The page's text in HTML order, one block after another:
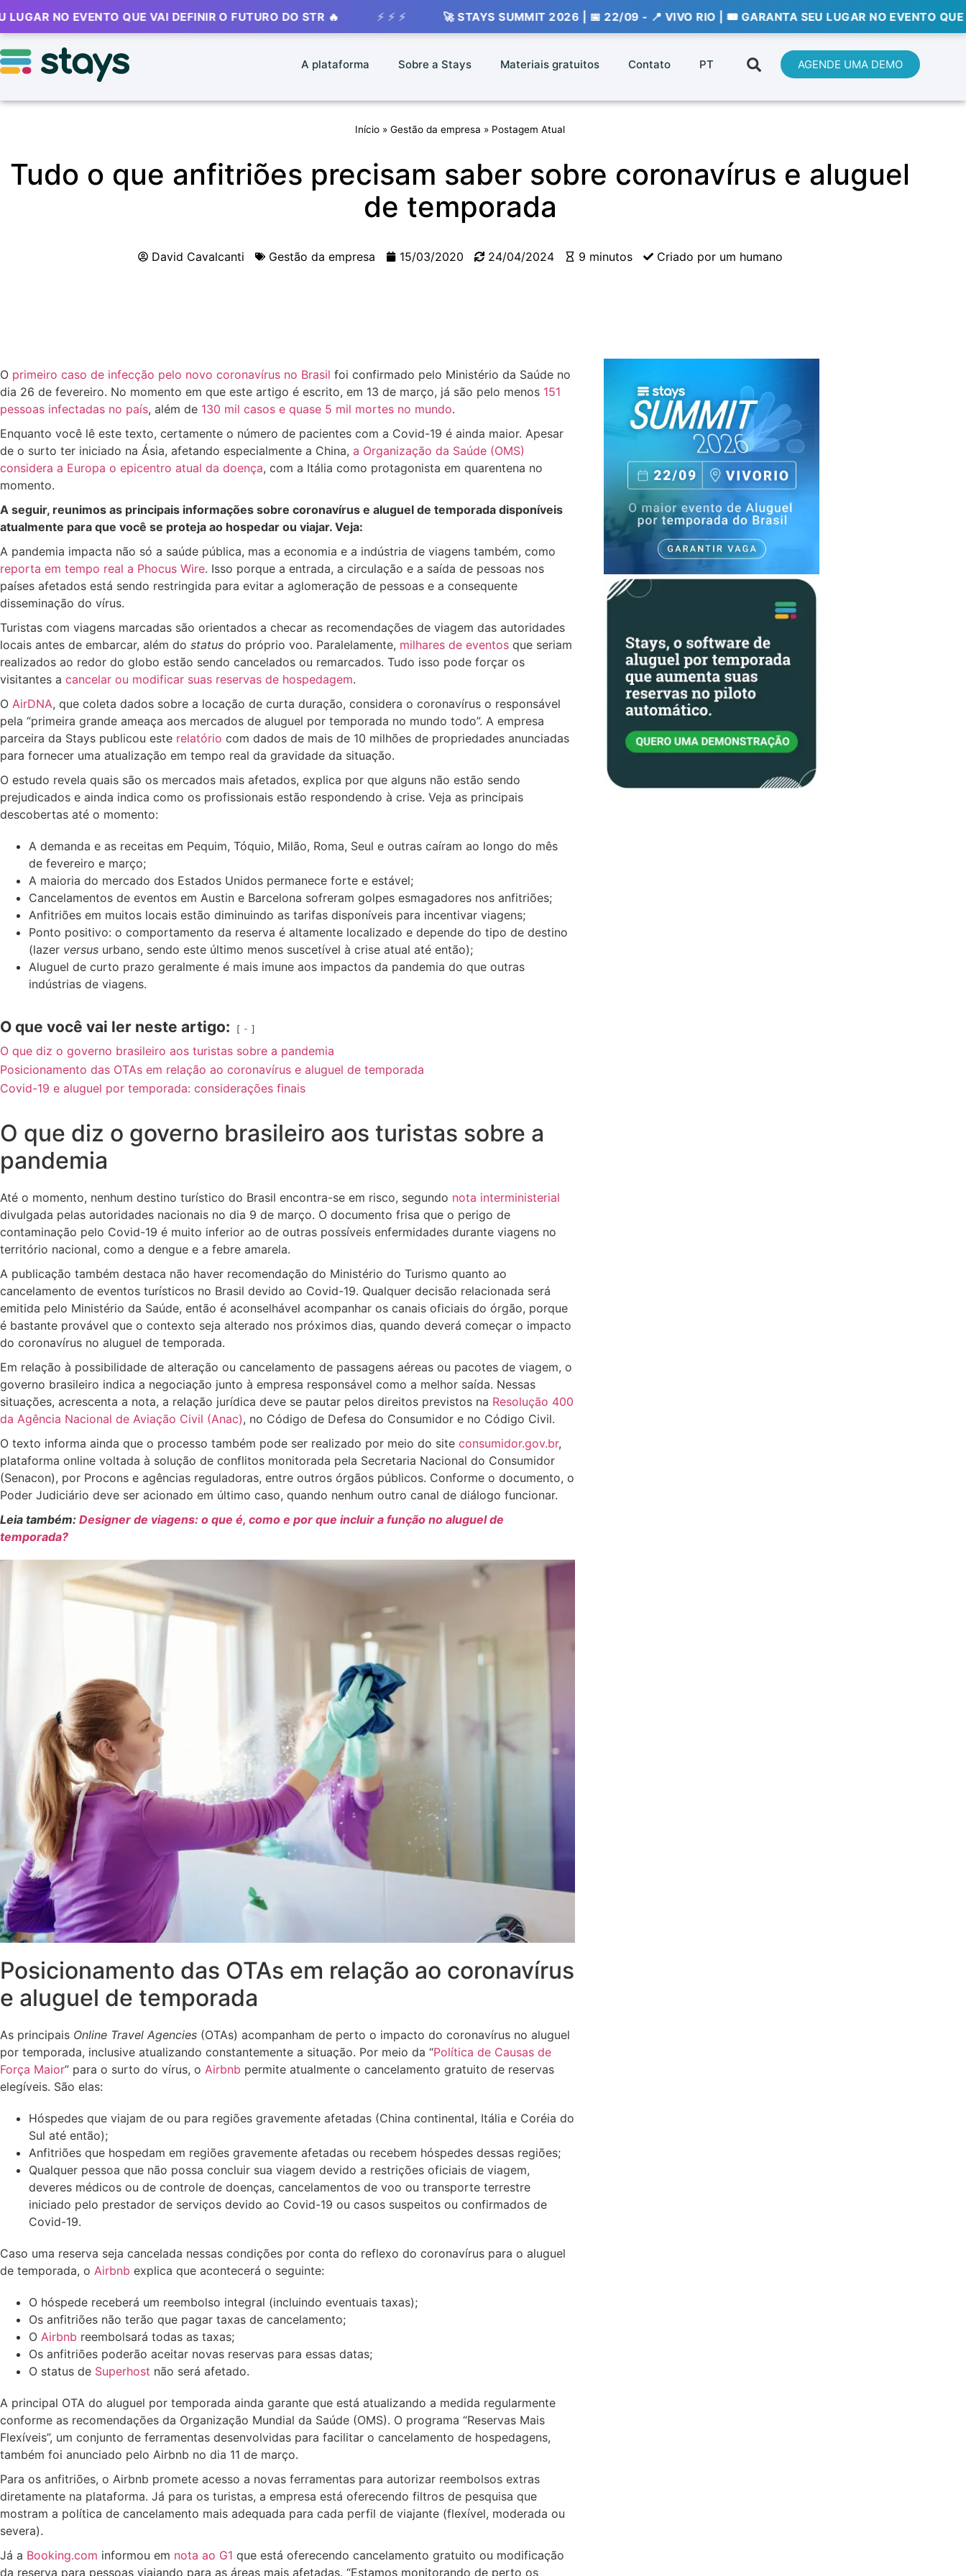
QUE VAI DEFINIR O FUTURO DO STR 🔥 ⚡ ⚡ ⚡ 🚀 STAYS SUMMIT 2026 | 📅 22/09 - 📍 VIVO RIO | 🎟️ GARANTA SEU LUGAR NO EVENTO QUE VAI
A plataforma Sobre a Stays Materiais gratuitos Contato PT AGENDE UMA DEMO
Início » Gestão da empresa » Postagem Atual
Tudo o que anfitriões precisam saber sobre coronavírus e aluguel
de temporada
David Cavalcanti Gestão da empresa 15/03/2020 24/04/2024 9 minutos Criado por um humano
O primeiro caso de infecção pelo novo coronavírus no Brasil foi confirmado pelo Ministério da Saúde no
dia 26 de fevereiro. No momento em que este artigo é escrito, em 13 de março, já são pelo menos 151
pessoas infectadas no país, além de 130 mil casos e quase 5 mil mortes no mundo.
Enquanto você lê este texto, certamente o número de pacientes com a Covid-19 é ainda maior. Apesar
de o surto ter iniciado na Ásia, afetando especialmente a China, a Organização da Saúde (OMS)
considera a Europa o epicentro atual da doença, com a Itália como protagonista em quarentena no
momento.
A seguir, reunimos as principais informações sobre coronavírus e aluguel de temporada disponíveis
atualmente para que você se proteja ao hospedar ou viajar. Veja:
A pandemia impacta não só a saúde pública, mas a economia e a indústria de viagens também, como
reporta em tempo real a Phocus Wire. Isso porque a entrada, a circulação e a saída de pessoas nos
países afetados está sendo restringida para evitar a aglomeração de pessoas e a consequente
disseminação do vírus.
Turistas com viagens marcadas são orientados a checar as recomendações de viagem das autoridades
locais antes de embarcar, além do status do próprio voo. Paralelamente, milhares de eventos que seriam
realizados ao redor do globo estão sendo cancelados ou remarcados. Tudo isso pode forçar os
visitantes a cancelar ou modificar suas reservas de hospedagem.
O AirDNA, que coleta dados sobre a locação de curta duração, considera o coronavírus o responsável
pela “primeira grande ameaça aos mercados de aluguel por temporada no mundo todo”. A empresa
parceira da Stays publicou este relatório com dados de mais de 10 milhões de propriedades anunciadas
para fornecer uma atualização em tempo real da gravidade da situação.
O estudo revela quais são os mercados mais afetados, explica por que alguns não estão sendo
prejudicados e ainda indica como os profissionais estão respondendo à crise. Veja as principais
descobertas até o momento:
A demanda e as receitas em Pequim, Tóquio, Milão, Roma, Seul e outras caíram ao longo do mês
de fevereiro e março;
A maioria do mercado dos Estados Unidos permanece forte e estável;
Cancelamentos de eventos em Austin e Barcelona sofreram golpes esmagadores nos anfitriões;
Anfitriões em muitos locais estão diminuindo as tarifas disponíveis para incentivar viagens;
Ponto positivo: o comportamento da reserva é altamente localizado e depende do tipo de destino
(lazer versus urbano, sendo este último menos suscetível à crise atual até então);
Aluguel de curto prazo geralmente é mais imune aos impactos da pandemia do que outras
indústrias de viagens.
O que você vai ler neste artigo: -
O que diz o governo brasileiro aos turistas sobre a pandemia
Posicionamento das OTAs em relação ao coronavírus e aluguel de temporada
Covid-19 e aluguel por temporada: considerações finais
O que diz o governo brasileiro aos turistas sobre a
pandemia
Até o momento, nenhum destino turístico do Brasil encontra-se em risco, segundo nota interministerial
divulgada pelas autoridades nacionais no dia 9 de março. O documento frisa que o perigo de
contaminação pelo Covid-19 é muito inferior ao de outras possíveis enfermidades durante viagens no
território nacional, como a dengue e a febre amarela.
A publicação também destaca não haver recomendação do Ministério do Turismo quanto ao
cancelamento de eventos turísticos no Brasil devido ao Covid-19. Qualquer decisão relacionada será
emitida pelo Ministério da Saúde, então é aconselhável acompanhar os canais oficiais do órgão, porque
é bastante provável que o contexto seja alterado nos próximos dias, quando deverá começar o impacto
do coronavírus no aluguel de temporada.
Em relação à possibilidade de alteração ou cancelamento de passagens aéreas ou pacotes de viagem, o
governo brasileiro indica a negociação junto à empresa responsável como a melhor saída. Nessas
situações, acrescenta a nota, a relação jurídica deve se pautar pelos direitos previstos na Resolução 400
da Agência Nacional de Aviação Civil (Anac), no Código de Defesa do Consumidor e no Código Civil.
O texto informa ainda que o processo também pode ser realizado por meio do site consumidor.gov.br,
plataforma online voltada à solução de conflitos monitorada pela Secretaria Nacional do Consumidor
(Senacon), por Procons e agências reguladoras, entre outros órgãos públicos. Conforme o documento, o
Poder Judiciário deve ser acionado em último caso, quando nenhum outro canal de diálogo funcionar.
Leia também: Designer de viagens: o que é, como e por que incluir a função no aluguel de
temporada?
Posicionamento das OTAs em relação ao coronavírus
e aluguel de temporada
As principais Online Travel Agencies (OTAs) acompanham de perto o impacto do coronavírus no aluguel
por temporada, inclusive atualizando constantemente a situação. Por meio da “Política de Causas de
Força Maior” para o surto do vírus, o Airbnb permite atualmente o cancelamento gratuito de reservas
elegíveis. São elas:
Hóspedes que viajam de ou para regiões gravemente afetadas (China continental, Itália e Coréia do
Sul até então);
Anfitriões que hospedam em regiões gravemente afetadas ou recebem hóspedes dessas regiões;
Qualquer pessoa que não possa concluir sua viagem devido a restrições oficiais de viagem,
deveres médicos ou de controle de doenças, cancelamentos de voo ou transporte terrestre
iniciado pelo prestador de serviços devido ao Covid-19 ou casos suspeitos ou confirmados de
Covid-19.
Caso uma reserva seja cancelada nessas condições por conta do reflexo do coronavírus para o aluguel
de temporada, o Airbnb explica que acontecerá o seguinte:
O hóspede receberá um reembolso integral (incluindo eventuais taxas);
Os anfitriões não terão que pagar taxas de cancelamento;
O Airbnb reembolsará todas as taxas;
Os anfitriões poderão aceitar novas reservas para essas datas;
O status de Superhost não será afetado.
A principal OTA do aluguel por temporada ainda garante que está atualizando a medida regularmente
conforme as recomendações da Organização Mundial da Saúde (OMS). O programa “Reservas Mais
Flexíveis”, um conjunto de ferramentas desenvolvidas para facilitar o cancelamento de hospedagens,
também foi anunciado pelo Airbnb no dia 11 de março.
Para os anfitriões, o Airbnb promete acesso a novas ferramentas para autorizar reembolsos extras
diretamente na plataforma. Já para os turistas, a empresa está oferecendo filtros de pesquisa que
mostram a política de cancelamento mais adequada para cada perfil de viajante (flexível, moderada ou
severa).
Já a Booking.com informou em nota ao G1 que está oferecendo cancelamento gratuito ou modificação
da reserva para pessoas viajando para as áreas mais afetadas. “Estamos monitorando de perto os